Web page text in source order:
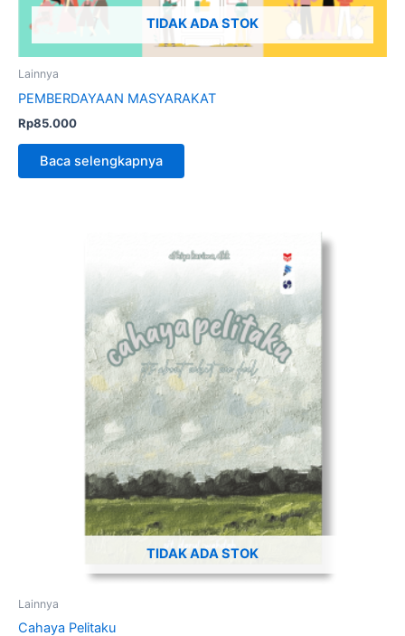
TIDAK ADA STOK
Lainnya
PEMBERDAYAAN MASYARAKAT
Rp85.000
Baca selengkapnya
TIDAK ADA STOK
Lainnya
Cahaya Pelitaku